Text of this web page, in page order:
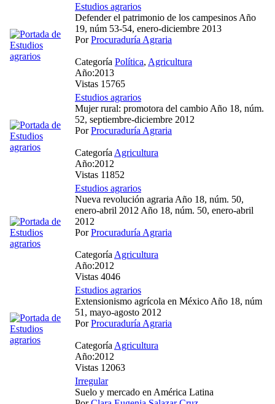
Estudios agrarios
Defender el patrimonio de los campesinos Año
19, núm 53-54, enero-diciembre 2013
PorProcuraduría Agraria
Categoría Política, Agricultura
Año:2013
Vistas 15765
Estudios agrarios
Mujer rural: promotora del cambio Año 18, núm.
52, septiembre-diciembre 2012
PorProcuraduría Agraria
Categoría Agricultura
Año:2012
Vistas 11852
Estudios agrarios
Nueva revolución agraria Año 18, núm. 50,
enero-abril 2012 Año 18, núm. 50, enero-abril
2012
PorProcuraduría Agraria
Categoría Agricultura
Año:2012
Vistas 4046
Estudios agrarios
Extensionismo agrícola en México Año 18, núm
51, mayo-agosto 2012
PorProcuraduría Agraria
Categoría Agricultura
Año:2012
Vistas 12063
Irregular
Suelo y mercado en América Latina